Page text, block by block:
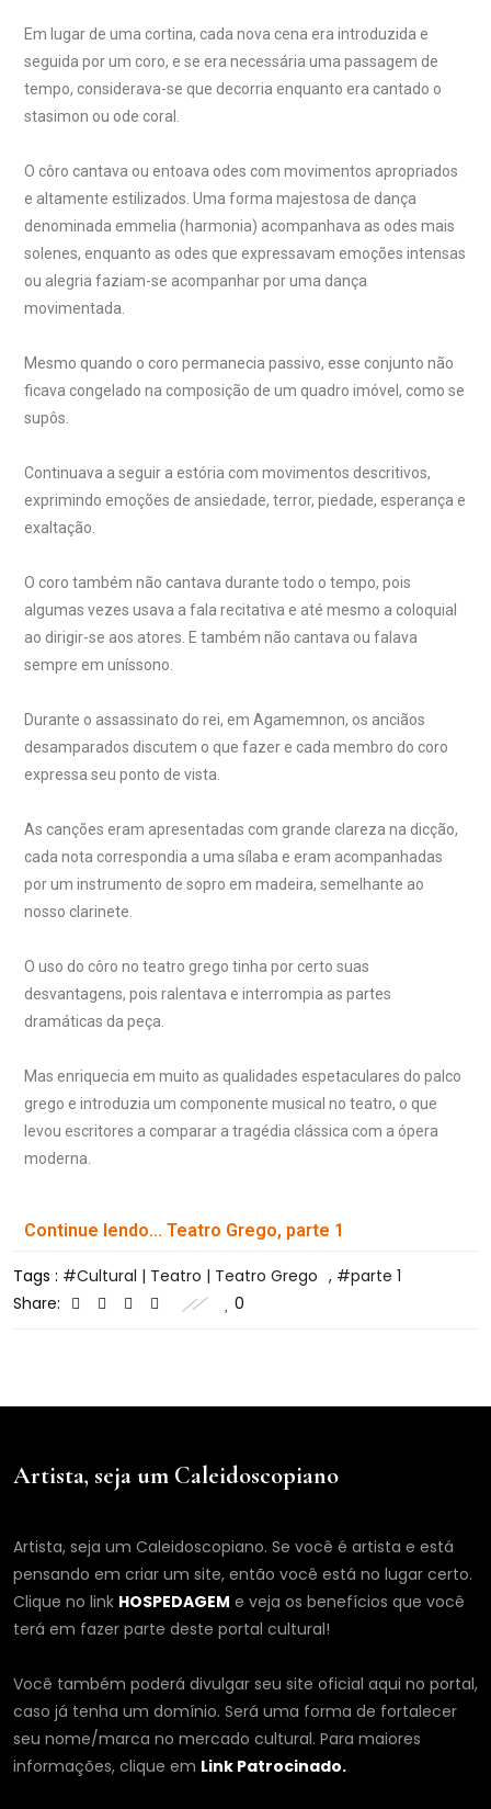
Em lugar de uma cortina, cada nova cena era introduzida e
seguida por um coro, e se era necessária uma passagem de
tempo, considerava-se que decorria enquanto era cantado o
stasimon ou ode coral.
O côro cantava ou entoava odes com movimentos apropriados
e altamente estilizados. Uma forma majestosa de dança
denominada emmelia (harmonia) acompanhava as odes mais
solenes, enquanto as odes que expressavam emoções intensas
ou alegria faziam-se acompanhar por uma dança
movimentada.
Mesmo quando o coro permanecia passivo, esse conjunto não
ficava congelado na composição de um quadro imóvel, como se
supôs.
Continuava a seguir a estória com movimentos descritivos,
exprimindo emoções de ansiedade, terror, piedade, esperança e
exaltação.
O coro também não cantava durante todo o tempo, pois
algumas vezes usava a fala recitativa e até mesmo a coloquial
ao dirigir-se aos atores. E também não cantava ou falava
sempre em uníssono.
Durante o assassinato do rei, em Agamemnon, os anciãos
desamparados discutem o que fazer e cada membro do coro
expressa seu ponto de vista.
As canções eram apresentadas com grande clareza na dicção,
cada nota correspondia a uma sílaba e eram acompanhadas
por um instrumento de sopro em madeira, semelhante ao
nosso clarinete.
O uso do côro no teatro grego tinha por certo suas
desvantagens, pois ralentava e interrompia as partes
dramáticas da peça.
Mas enriquecia em muito as qualidades espetaculares do palco
grego e introduzia um componente musical no teatro, o que
levou escritores a comparar a tragédia clássica com a ópera
moderna.
Continue lendo... Teatro Grego, parte 1
Tags : Cultural | Teatro | Teatro Grego ,
parte 1
Share:
0
Artista, seja um Caleidoscopiano
Artista, seja um Caleidoscopiano. Se você é artista e está
pensando em criar um site, então você está no lugar certo.
Clique no link HOSPEDAGEM e veja os benefícios que você
terá em fazer parte deste portal cultural!
Você também poderá divulgar seu site oficial aqui no portal,
caso já tenha um domínio. Será uma forma de fortalecer
seu nome/marca no mercado cultural. Para maiores
informações, clique em Link Patrocinado.